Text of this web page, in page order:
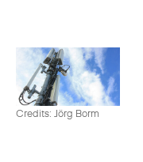
Credits: Jörg Borm